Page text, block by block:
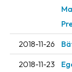
Förbjudet
och
farligt
innehåll
2018-11-26
2018-11-23